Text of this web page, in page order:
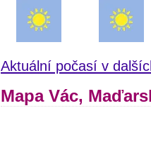
Aktuální počasí v
Mapa Vác,